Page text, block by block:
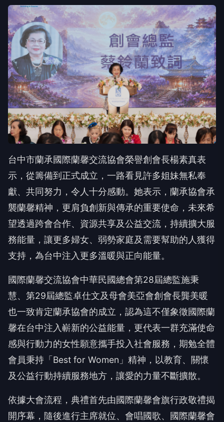
台中市蘭承國際蘭馨交流協會榮譽創會長楊素真表
示，從籌備到正式成立，一路看見許多姐妹無私奉
獻、共同努力，令人十分感動。她表示，蘭承協會承
襲蘭馨精神，更肩負創新與傳承的重要使命，未來希
望透過跨會合作、資源共享及公益交流，持續擴大服
務能量，讓更多婦女、弱勢家庭及需要幫助的人獲得
支持，為台中注入更多溫暖與正向能量。
國際蘭馨交流協會中華民國總會第28屆總監施秉
慧、第29屆總監卓仕文及母會美亞會創會長龔美暖
也一致肯定蘭承協會的成立，認為這不僅象徵國際蘭
馨在台中注入嶄新的公益能量，更代表一群充滿使命
感與行動力的女性願意攜手投入社會服務，期勉全體
會員秉持「Best for Women」精神，以教育、關懷
及公益行動持續服務地方，讓愛的力量不斷擴散。
依據大會流程，典禮首先由國際蘭馨會旗行政敬禮揭
開序幕，隨後進行主席就位、會唱國歌、國際蘭馨會